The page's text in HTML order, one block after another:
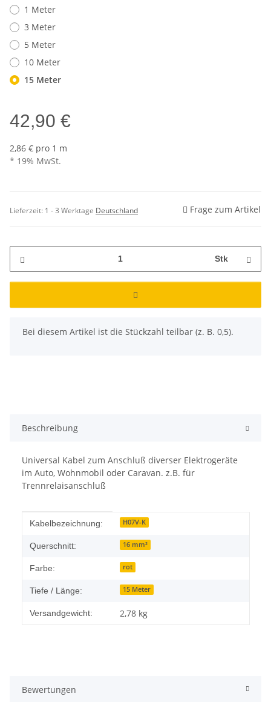
1 Meter
3 Meter
5 Meter
10 Meter
15 Meter
42,90 €
2,86 € pro 1 m
* 19% MwSt.
Lieferzeit: 1 - 3 Werktage Deutschland Frage zum Artikel
Stk
x
Bei diesem Artikel ist die Stückzahl teilbar (z. B. 0,5).
Beschreibung
Universal Kabel zum Anschluß diverser Elektrogeräte
im Auto, Wohnmobil oder Caravan. z.B. für
Trennrelaisanschluß
Produkteigenschaft
Wert
Kabelbezeichnung: H07V-K
Querschnitt: 16 mm²
Farbe: rot
Tiefe / Länge: 15 Meter
Versandgewicht: 2,78 kg
Bewertungen